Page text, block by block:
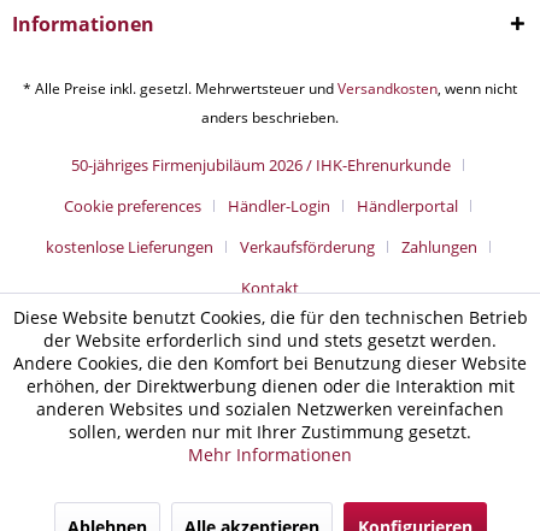
Informationen
* Alle Preise inkl. gesetzl. Mehrwertsteuer undVersandkosten, wenn nicht
anders beschrieben.
50-jähriges Firmenjubiläum 2026 / IHK-Ehrenurkunde
Cookie preferences
Händler-Login
Händlerportal
kostenlose Lieferungen
Verkaufsförderung
Zahlungen
Kontakt
Diese Website benutzt Cookies, die für den technischen Betrieb
der Website erforderlich sind und stets gesetzt werden.
Andere Cookies, die den Komfort bei Benutzung dieser Website
erhöhen, der Direktwerbung dienen oder die Interaktion mit
anderen Websites und sozialen Netzwerken vereinfachen
sollen, werden nur mit Ihrer Zustimmung gesetzt.
Mehr Informationen